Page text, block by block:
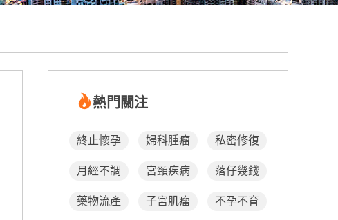
熱門關注
終止懷孕 婦科腫瘤 私密修復
月經不調 宮頸疾病 落仔幾錢
藥物流產 子宮肌瘤 不孕不育